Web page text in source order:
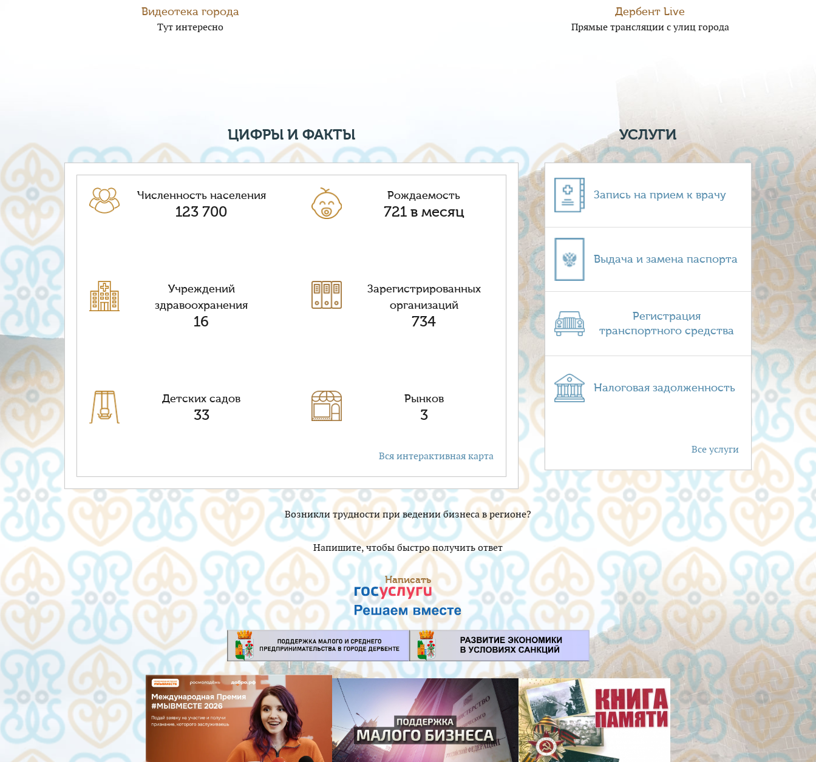
Видеотека города
Тут интересно
Дербент Live
Прямые трансляции с улиц города
ЦИФРЫ И ФАКТЫ
Численность населения
123 700
Рождаемость
721 в месяц
Учреждений
здравоохранения
16
Зарегистрированных
организаций
734
Детских садов
33
Рынков
3
Вся интерактивная карта
УСЛУГИ
Запись на прием к врачу
Выдача и замена паспорта
Регистрация
транспортного средства
Налоговая задолженность
Все услуги
Возникли трудности при ведении бизнеса в регионе?
Напишите, чтобы быстро получить ответ
Написать